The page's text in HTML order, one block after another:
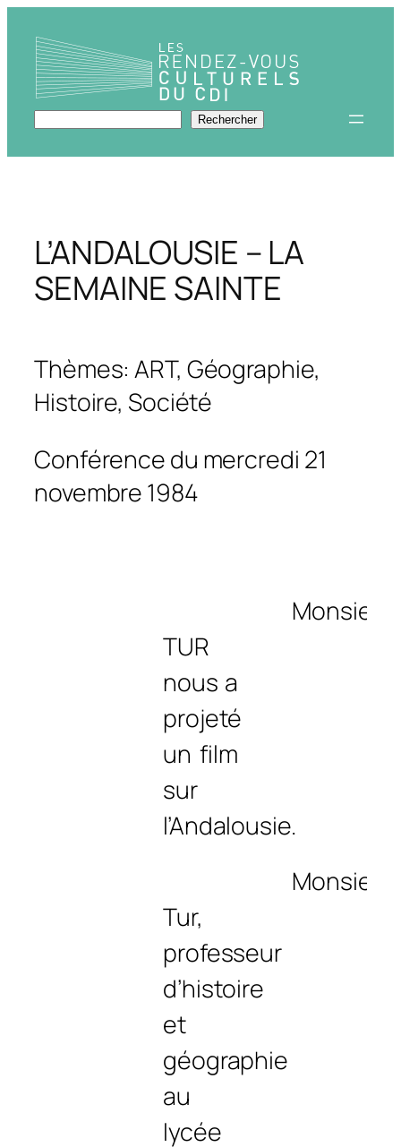
contenu
Rechercher Rechercher
L’ANDALOUSIE – LA
SEMAINE SAINTE
Thèmes: ART, Géographie,
Histoire, Société
Conférence du mercredi 21
novembre 1984
Monsieur
TUR
nous a
projeté
un film
sur
l’Andalousie.
Monsieur
Tur,
professeur
d’histoire
et
géographie
au
lycée